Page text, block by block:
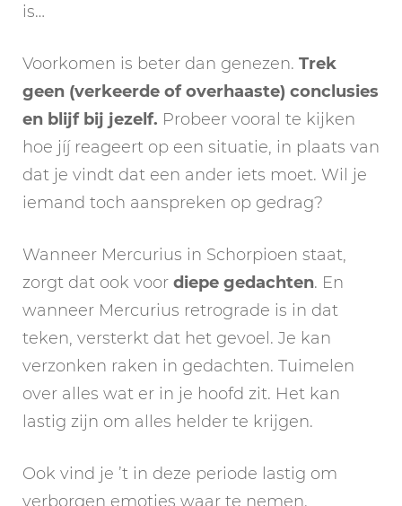
is…
Voorkomen is beter dan genezen. Trek
geen (verkeerde of overhaaste) conclusies
en blijf bij jezelf. Probeer vooral te kijken
hoe jíj reageert op een situatie, in plaats van
dat je vindt dat een ander iets moet. Wil je
iemand toch aanspreken op gedrag?
Wanneer Mercurius in Schorpioen staat,
zorgt dat ook voor diepe gedachten. En
wanneer Mercurius retrograde is in dat
teken, versterkt dat het gevoel. Je kan
verzonken raken in gedachten. Tuimelen
over alles wat er in je hoofd zit. Het kan
lastig zijn om alles helder te krijgen.
Ook vind je ’t in deze periode lastig om
verborgen emoties waar te nemen.